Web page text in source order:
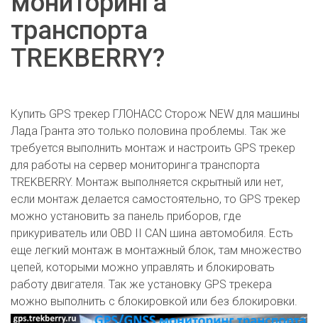
транспорта
TREKBERRY?
Купить GPS трекер ГЛОНАСС Сторож NEW для машины
Лада Гранта это только половина проблемы. Так же
требуется выполнить монтаж и настроить GPS трекер
для работы на сервер мониторинга транспорта
TREKBERRY. Монтаж выполняется скрытный или нет,
если монтаж делается самостоятельно, то GPS трекер
можно установить за панель приборов, где
прикуриватель или OBD II CAN шина автомобиля. Есть
еще легкий монтаж в монтажный блок, там множество
цепей, которыми можно управлять и блокировать
работу двигателя. Так же установку GPS трекера
можно выполнить с блокировкой или без блокировки.